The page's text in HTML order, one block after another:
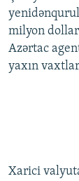
milyon dollar
Azərtac
yaxın
Xarici